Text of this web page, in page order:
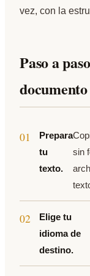
vez, con la
Paso a
Prepara
tu
texto.
sin
Elige tu
idioma de
destino.